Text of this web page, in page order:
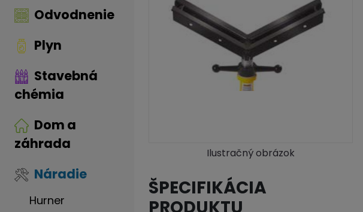
Odvodnenie
Plyn
Stavebná
chémia
Dom a
záhrada
Náradie
Hurner
Ilustračný obrázok
ŠPECIFIKÁCIA